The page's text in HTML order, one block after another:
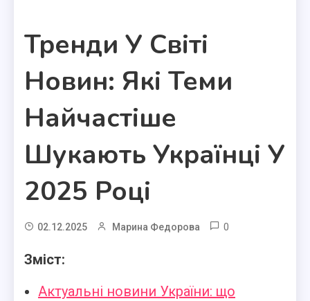
Тренди У Світі
Новин: Які Теми
Найчастіше
Шукають Українці У
2025 Році
02.12.2025 Марина Федорова 0
Зміст:
Актуальні новини України: що